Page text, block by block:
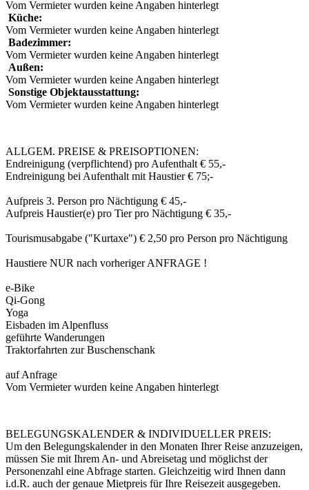
Vom Vermieter wurden keine Angaben hinterlegt
Küche:
Vom Vermieter wurden keine Angaben hinterlegt
Badezimmer:
Vom Vermieter wurden keine Angaben hinterlegt
Außen:
Vom Vermieter wurden keine Angaben hinterlegt
Sonstige Objektausstattung:
Vom Vermieter wurden keine Angaben hinterlegt
ALLGEM. PREISE & PREISOPTIONEN:
Endreinigung (verpflichtend) pro Aufenthalt € 55,-
Endreinigung bei Aufenthalt mit Haustier € 75;-
Aufpreis 3. Person pro Nächtigung € 45,-
Aufpreis Haustier(e) pro Tier pro Nächtigung € 35,-
Tourismusabgabe ("Kurtaxe") € 2,50 pro Person pro Nächtigung
Haustiere NUR nach vorheriger ANFRAGE !
e-Bike
Qi-Gong
Yoga
Eisbaden im Alpenfluss
geführte Wanderungen
Traktorfahrten zur Buschenschank
auf Anfrage
Vom Vermieter wurden keine Angaben hinterlegt
BELEGUNGSKALENDER & INDIVIDUELLER PREIS:
Um den Belegungskalender in den Monaten Ihrer Reise anzuzeigen,
müssen Sie mit Ihrem An- und Abreisetag und möglichst der
Personenzahl eine Abfrage starten. Gleichzeitig wird Ihnen dann
i.d.R. auch der genaue Mietpreis für Ihre Reisezeit ausgegeben.